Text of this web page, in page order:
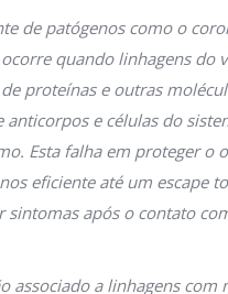
de patógenos como o
quando linhagens do
proteínas e outras
e células do
Esta falha em proteger o
eficiente até um escape
após o contato
a linhagens com